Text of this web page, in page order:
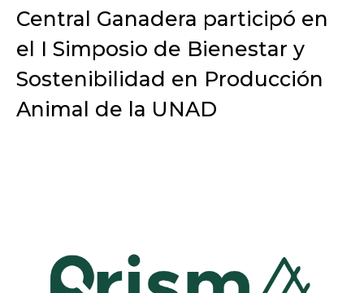
Central Ganadera participó en
el I Simposio de Bienestar y
Sostenibilidad en Producción
Animal de la UNAD